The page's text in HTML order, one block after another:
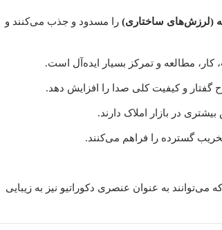
(لرزش‌های ساختاری) را مسدود و جذب می‌کنند و
مطالعه و تمرکز بسیار ایده‌آل است.
و کیفیت کلی صدا را افزایش دهد.
در بازار املاک دارند.
گسترده را فراهم می‌کنند.
به عنوان عنصری دکوراتیو نیز به زیبایی